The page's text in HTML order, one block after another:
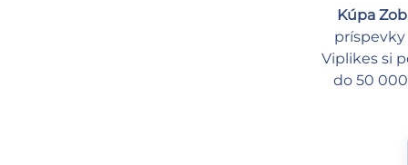
Kúpa
príspevky
Viplikes si
do 50